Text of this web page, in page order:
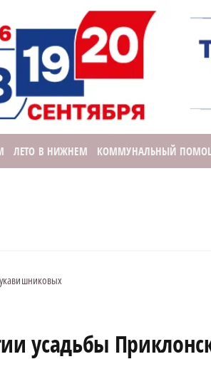
ЛЕТО В НИЖНЕМ КОММУНАЛЬНЫЙ
усадьбы